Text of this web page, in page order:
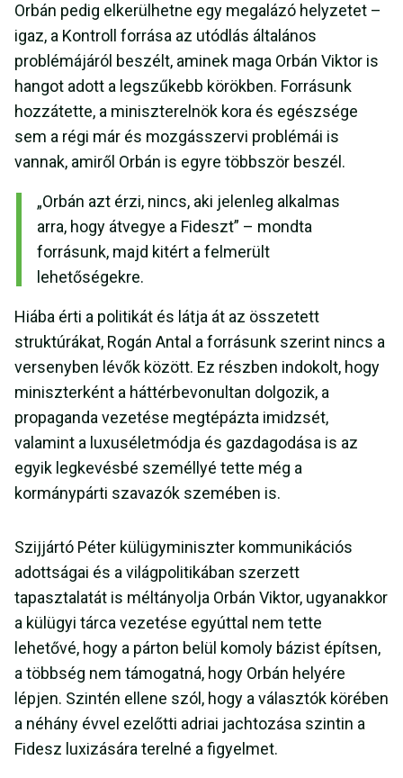
Orbán pedig elkerülhetne egy megalázó helyzetet –
igaz, a Kontroll forrása az utódlás általános
problémájáról beszélt, aminek maga Orbán Viktor is
hangot adott a legszűkebb körökben. Forrásunk
hozzátette, a miniszterelnök kora és egészsége
sem a régi már és mozgásszervi problémái is
vannak, amiről Orbán is egyre többször beszél.
„Orbán azt érzi, nincs, aki jelenleg alkalmas
arra, hogy átvegye a Fideszt” – mondta
forrásunk, majd kitért a felmerült
lehetőségekre.
Hiába érti a politikát és látja át az összetett
struktúrákat, Rogán Antal a forrásunk szerint nincs a
versenyben lévők között. Ez részben indokolt, hogy
miniszterként a háttérbevonultan dolgozik, a
propaganda vezetése megtépázta imidzsét,
valamint a luxuséletmódja és gazdagodása is az
egyik legkevésbé személlyé tette még a
kormánypárti szavazók szemében is.
Szijjártó Péter külügyminiszter kommunikációs
adottságai és a világpolitikában szerzett
tapasztalatát is méltányolja Orbán Viktor, ugyanakkor
a külügyi tárca vezetése egyúttal nem tette
lehetővé, hogy a párton belül komoly bázist építsen,
a többség nem támogatná, hogy Orbán helyére
lépjen. Szintén ellene szól, hogy a választók körében
a néhány évvel ezelőtti adriai jachtozása szintin a
Fidesz luxizására terelné a figyelmet.